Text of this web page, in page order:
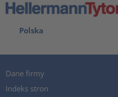
Polska
Dane firmy
Indeks stron